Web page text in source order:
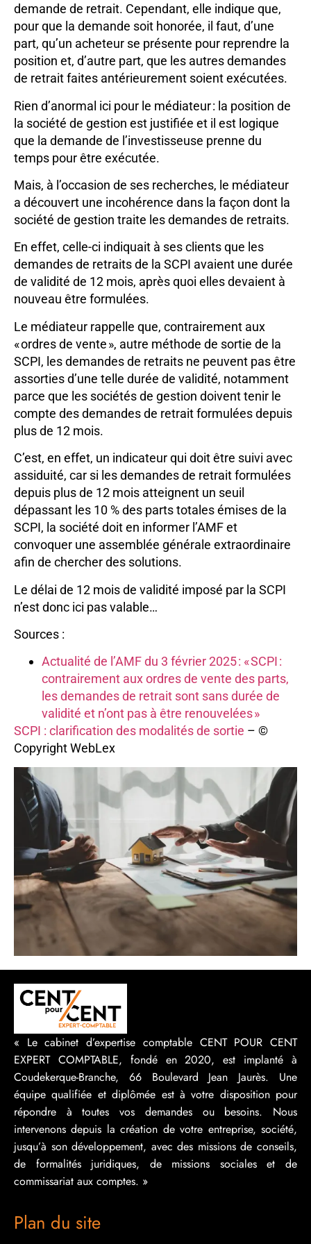
demande de retrait. Cependant, elle indique que,
pour que la demande soit honorée, il faut, d’une
part, qu’un acheteur se présente pour reprendre la
position et, d’autre part, que les autres demandes
de retrait faites antérieurement soient exécutées.
Rien d’anormal ici pour le médiateur : la position de
la société de gestion est justifiée et il est logique
que la demande de l’investisseuse prenne du
temps pour être exécutée.
Mais, à l’occasion de ses recherches, le médiateur
a découvert une incohérence dans la façon dont la
société de gestion traite les demandes de retraits.
En effet, celle-ci indiquait à ses clients que les
demandes de retraits de la SCPI avaient une durée
de validité de 12 mois, après quoi elles devaient à
nouveau être formulées.
Le médiateur rappelle que, contrairement aux
« ordres de vente », autre méthode de sortie de la
SCPI, les demandes de retraits ne peuvent pas être
assorties d’une telle durée de validité, notamment
parce que les sociétés de gestion doivent tenir le
compte des demandes de retrait formulées depuis
plus de 12 mois.
C’est, en effet, un indicateur qui doit être suivi avec
assiduité, car si les demandes de retrait formulées
depuis plus de 12 mois atteignent un seuil
dépassant les 10 % des parts totales émises de la
SCPI, la société doit en informer l’AMF et
convoquer une assemblée générale extraordinaire
afin de chercher des solutions.
Le délai de 12 mois de validité imposé par la SCPI
n’est donc ici pas valable…
Sources :
Actualité de l’AMF du 3 février 2025 : « SCPI :
contrairement aux ordres de vente des parts,
les demandes de retrait sont sans durée de
validité et n’ont pas à être renouvelées »
SCPI : clarification des modalités de sortie – ©
Copyright WebLex
« Le cabinet d’expertise comptable CENT POUR CENT
EXPERT COMPTABLE, fondé en 2020, est implanté à
Coudekerque-Branche, 66 Boulevard Jean Jaurès. Une
équipe qualifiée et diplômée est à votre disposition pour
répondre à toutes vos demandes ou besoins. Nous
intervenons depuis la création de votre entreprise, société,
jusqu’à son développement, avec des missions de conseils,
de formalités juridiques, de missions sociales et de
commissariat aux comptes. »
Plan du site